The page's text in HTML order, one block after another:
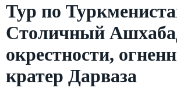
Тур по
Столичный
окрестности,
кратер Дарваза